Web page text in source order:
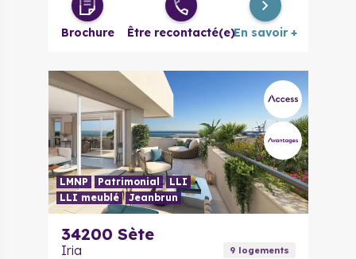
Brochure Être recontacté(e)En savoir +
LMNP Patrimonial
LLI
LLI meublé
Jeanbrun
34200 Sète
Iria 9logements